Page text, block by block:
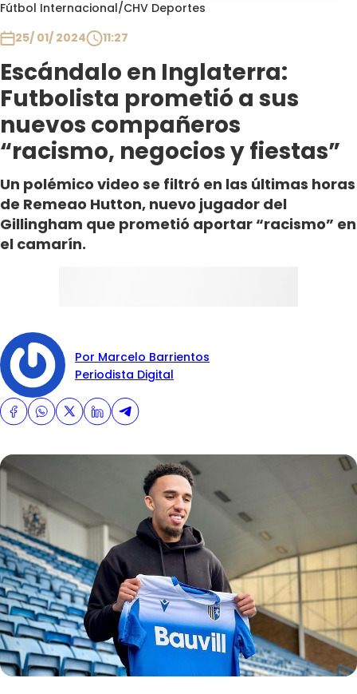
Fútbol Internacional/CHV Deportes
25/ 01/ 2024
11:27
Escándalo en Inglaterra:
Futbolista prometió a sus
nuevos compañeros
“racismo, negocios y fiestas”
Un polémico video se filtró en las últimas horas
de Remeao Hutton, nuevo jugador del
Gillingham que prometió aportar “racismo” en
el camarín.
Por Marcelo Barrientos
Periodista Digital
Programas
Club De La Comedia
Contigo en Directo
Plan Perfecto
Sabingo
Todos Los Programas